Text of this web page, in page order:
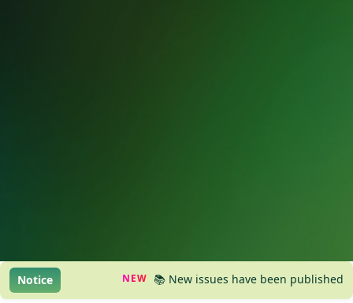
Notice 📚 New issues have been published,